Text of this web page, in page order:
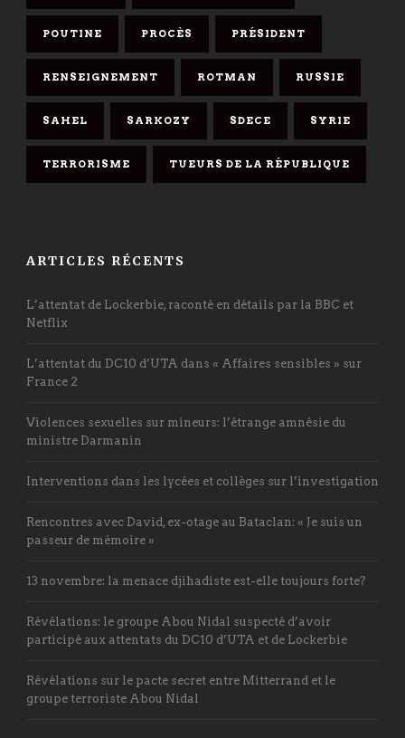
POUTINE PROCÈS PRÉSIDENT
RENSEIGNEMENT ROTMAN RUSSIE
SAHEL SARKOZY SDECE SYRIE
TERRORISME TUEURS DE LA RÉPUBLIQUE
ARTICLES RÉCENTS
L’attentat de Lockerbie, raconté en détails par la BBC et
Netflix
L’attentat du DC10 d’UTA dans « Affaires sensibles » sur
France 2
Violences sexuelles sur mineurs: l’étrange amnésie du
ministre Darmanin
Interventions dans les lycées et collèges sur l’investigation
Rencontres avec David, ex-otage au Bataclan: « Je suis un
passeur de mémoire »
13 novembre: la menace djihadiste est-elle toujours forte?
Révélations: le groupe Abou Nidal suspecté d’avoir
participé aux attentats du DC10 d’UTA et de Lockerbie
Révélations sur le pacte secret entre Mitterrand et le
groupe terroriste Abou Nidal